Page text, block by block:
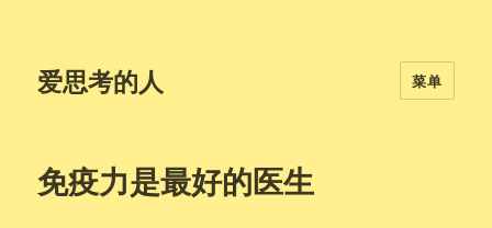
爱思考的人 菜单
免疫力是最好的医生